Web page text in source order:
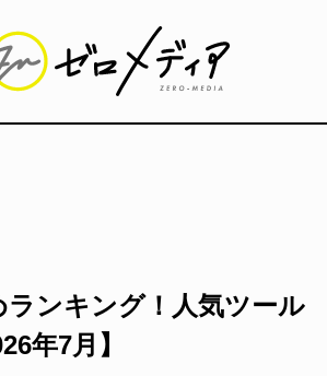
ンキング！人気ツール
年7月】